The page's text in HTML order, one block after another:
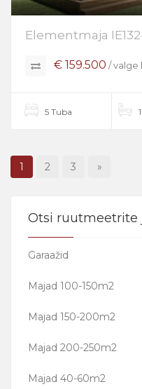
Elementmaja
€ 159.500 / valge
5 Tuba
1 2 3 »
Otsi ruutmeetrite
Garaažid
Majad 100-150m2
Majad 150-200m2
Majad 200-250m2
Majad 40-60m2